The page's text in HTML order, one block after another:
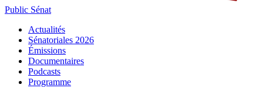
Public Sénat
Actualités
Sénatoriales 2026
Émissions
Documentaires
Podcasts
Programme